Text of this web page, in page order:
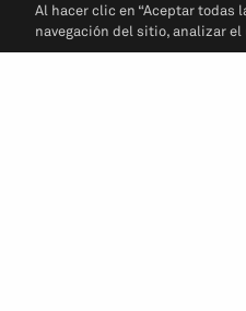
Al hacer clic en “Aceptar todas
navegación del sitio, analizar